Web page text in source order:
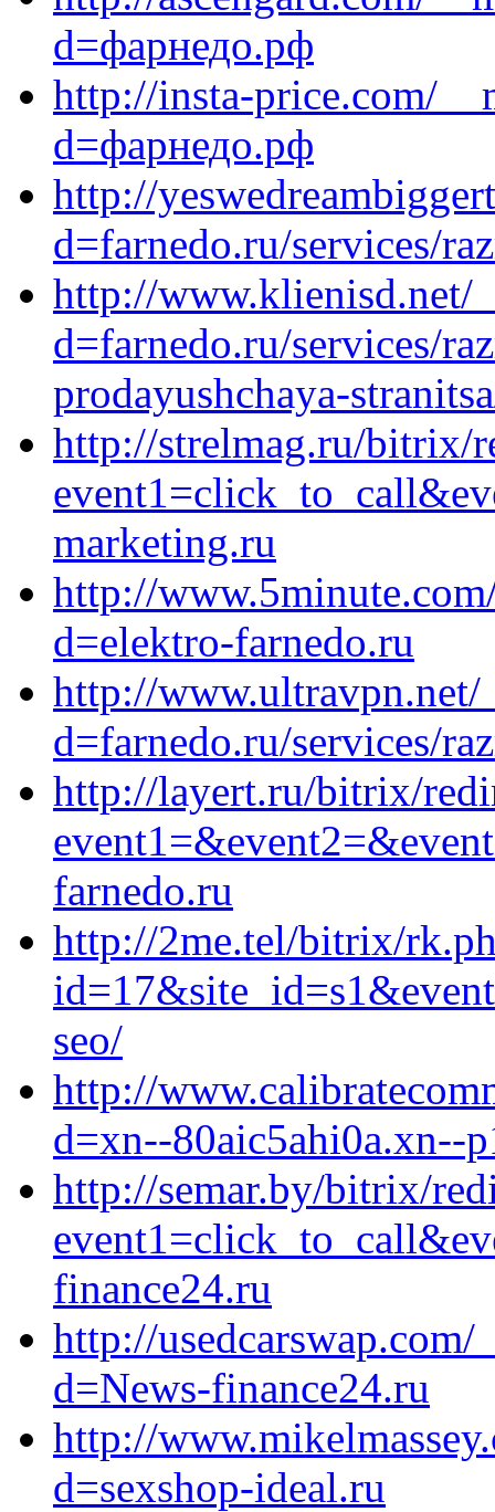
d=фарнедо.рф
http://insta-price.com/
d=фарнедо.рф
http://
d=farnedo.ru/services/
http://www.klienisd.net/
d=farnedo.ru/services/
prodayushchaya-
http://strelmag.ru/bitrix/
marketing.ru
http://
d=elektro-farnedo.ru
http://www.ultravpn.net/
d=farnedo.ru/services/
http://layert.ru/bitrix/
farnedo.ru
http://2me.tel/bitrix/
seo/
http://
d=xn--80aic5ahi0a.xn--
http://semar.by/bitrix/
finance24.ru
http://usedcarswap.com/
d=News-finance24.ru
http://
d=sexshop-ideal.ru